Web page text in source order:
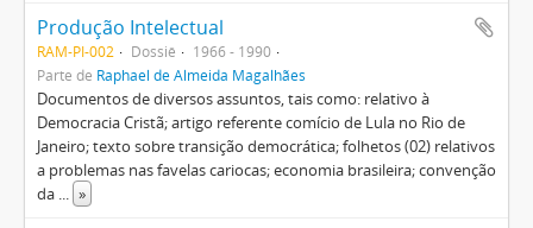
Produção Intelectual
RAM-PI-002 Dossiê
1966 - 1990
Parte de Raphael de Almeida Magalhães
Documentos de diversos assuntos, tais como: relativo à
Democracia Cristã; artigo referente comício de Lula no Rio de
Janeiro; texto sobre transição democrática; folhetos (02) relativos
a problemas nas favelas cariocas; economia brasileira; convenção
da ... »